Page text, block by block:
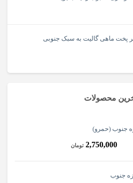
محصولات
جنوب (حمرو)
2,750,000 تومان
جنوب